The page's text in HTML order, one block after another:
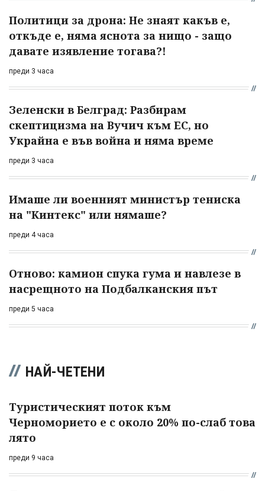
Политици за дрона: Не знаят какъв е,
откъде е, няма яснота за нищо - защо
давате изявление тогава?!
преди 3 часа
Зеленски в Белград: Разбирам
скептицизма на Вучич към ЕС, но
Украйна е във война и няма време
преди 3 часа
Имаше ли военният министър тениска
на "Кинтекс" или нямаше?
преди 4 часа
Отново: камион спука гума и навлезе в
насрещното на Подбалканския път
преди 5 часа
НАЙ-ЧЕТЕНИ
Туристическият поток към
Черноморието е с около 20% по-слаб това
лято
преди 9 часа